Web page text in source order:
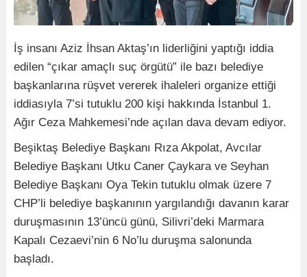
İş insanı Aziz İhsan Aktaş’ın liderliğini yaptığı iddia
edilen “çıkar amaçlı suç örgütü” ile bazı belediye
başkanlarına rüşvet vererek ihaleleri organize ettiği
iddiasıyla 7’si tutuklu 200 kişi hakkında İstanbul 1.
Ağır Ceza Mahkemesi’nde açılan dava devam ediyor.
Beşiktaş Belediye Başkanı Rıza Akpolat, Avcılar
Belediye Başkanı Utku Caner Çaykara ve Seyhan
Belediye Başkanı Oya Tekin tutuklu olmak üzere 7
CHP’li belediye başkanının yargılandığı davanın karar
duruşmasının 13’üncü günü, Silivri’deki Marmara
Kapalı Cezaevi’nin 6 No’lu duruşma salonunda
başladı.